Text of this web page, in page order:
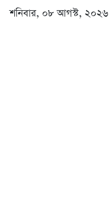
শনিবার, ০৮ আগস্ট, ২০২৬